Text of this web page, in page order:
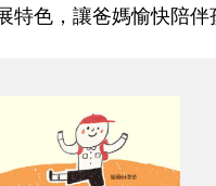
特色，讓爸媽愉快陪伴